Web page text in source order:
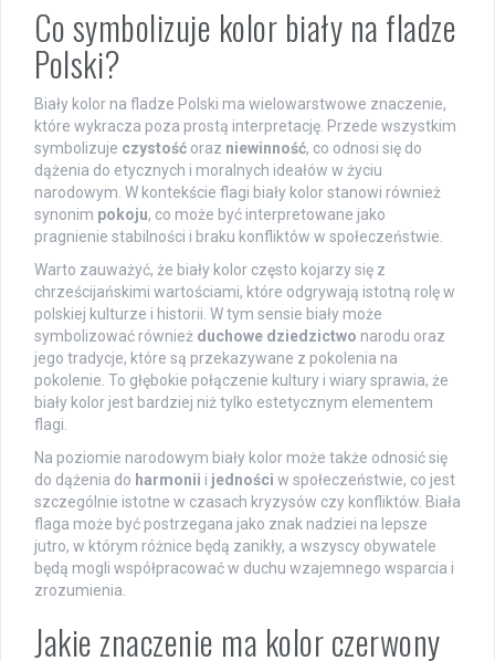
Co symbolizuje kolor biały na fladze
Polski?
Biały kolor na fladze Polski ma wielowarstwowe znaczenie,
które wykracza poza prostą interpretację. Przede wszystkim
symbolizuje czystość oraz niewinność, co odnosi się do
dążenia do etycznych i moralnych ideałów w życiu
narodowym. W kontekście flagi biały kolor stanowi również
synonim pokoju, co może być interpretowane jako
pragnienie stabilności i braku konfliktów w społeczeństwie.
Warto zauważyć, że biały kolor często kojarzy się z
chrześcijańskimi wartościami, które odgrywają istotną rolę w
polskiej kulturze i historii. W tym sensie biały może
symbolizować również duchowe dziedzictwo narodu oraz
jego tradycje, które są przekazywane z pokolenia na
pokolenie. To głębokie połączenie kultury i wiary sprawia, że
biały kolor jest bardziej niż tylko estetycznym elementem
flagi.
Na poziomie narodowym biały kolor może także odnosić się
do dążenia do harmonii i jedności w społeczeństwie, co jest
szczególnie istotne w czasach kryzysów czy konfliktów. Biała
flaga może być postrzegana jako znak nadziei na lepsze
jutro, w którym różnice będą zanikły, a wszyscy obywatele
będą mogli współpracować w duchu wzajemnego wsparcia i
zrozumienia.
Jakie znaczenie ma kolor czerwony